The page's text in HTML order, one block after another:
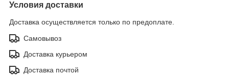
Условия доставки
Доставка осуществляется только по предоплате.
Самовывоз
Доставка курьером
Доставка почтой